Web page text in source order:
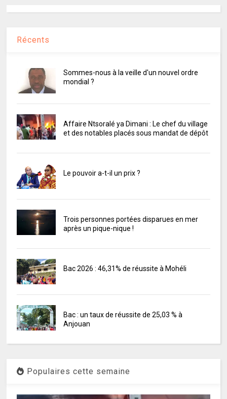
Récents
Sommes-nous à la veille d'un nouvel ordre
mondial ?
Affaire Ntsoralé ya Dimani : Le chef du village
et des notables placés sous mandat de dépôt
Le pouvoir a-t-il un prix ?
Trois personnes portées disparues en mer
après un pique-nique !
Bac 2026 : 46,31% de réussite à Mohéli
Bac : un taux de réussite de 25,03 % à
Anjouan
Populaires cette semaine